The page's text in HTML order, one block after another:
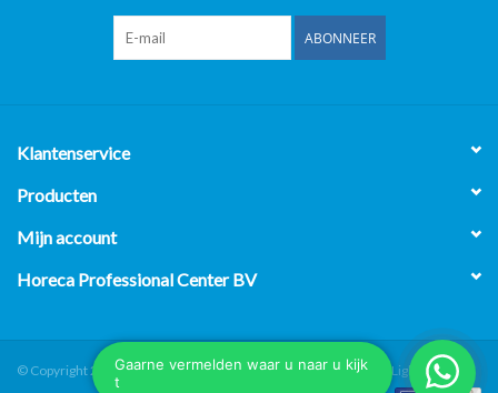
ABONNEER
Klantenservice
Producten
Mijn account
Horeca Professional Center BV
© Copyright 2026 Horeca Professional Center BV - Powered by Lightspeed